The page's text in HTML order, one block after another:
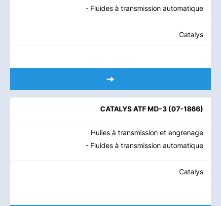
- Fluides à transmission automatique
Catalys
CATALYS ATF MD-3 (07-1866)
Huiles à transmission et engrenage
- Fluides à transmission automatique
Catalys